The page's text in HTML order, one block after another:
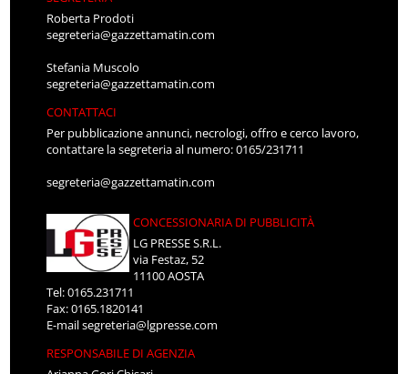
Roberta Prodoti
segreteria@gazzettamatin.com
Stefania Muscolo
segreteria@gazzettamatin.com
CONTATTACI
Per pubblicazione annunci, necrologi, offro e cerco lavoro,
contattare la segreteria al numero: 0165/231711
segreteria@gazzettamatin.com
CONCESSIONARIA DI PUBBLICITÀ
LG PRESSE S.R.L.
via Festaz, 52
11100 AOSTA
Tel: 0165.231711
Fax: 0165.1820141
E-mailsegreteria@lgpresse.com
RESPONSABILE DI AGENZIA